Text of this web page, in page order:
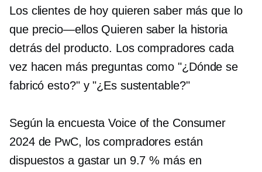
Los clientes de hoy quieren saber más que lo
que precio—ellosQuieren saber la historia
detrás del producto. Los compradores cada
vez hacen más preguntas como "¿Dónde se
fabricó esto?" y "¿Es sustentable?"
Según la encuesta Voice of the Consumer
2024 de PwC, los compradores están
dispuestos a gastar un 9.7 % más en